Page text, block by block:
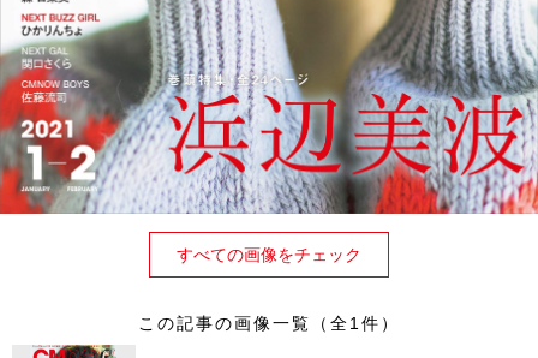
すべての画像をチェック
この記事の画像一覧（全1件）